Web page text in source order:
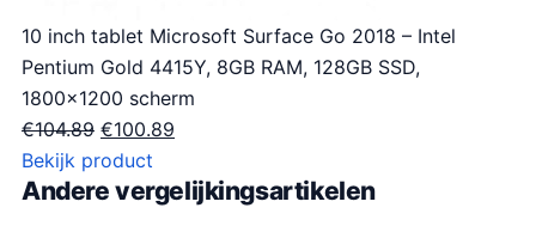
10 inch tablet Microsoft Surface Go 2018 – Intel
Pentium Gold 4415Y, 8GB RAM, 128GB SSD,
1800×1200 scherm
€104.89 O
o
r
€100.89
i
Bekijk product
Andere vergelijkingsartikelen